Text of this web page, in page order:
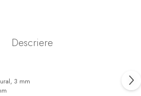
Descriere
3 mm